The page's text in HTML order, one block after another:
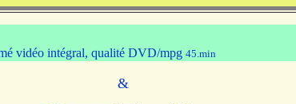
vidéo intégral, qualité DVD/mpg 45.min
&